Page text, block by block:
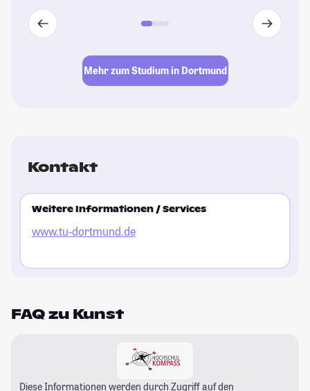
Mehr zum Studium in Dortmund
Kontakt
Weitere Informationen / Services
www.tu-dortmund.de
FAQ zu Kunst
Diese Informationen werden durch Zugriff auf den